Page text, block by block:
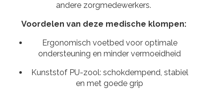
andere zorgmedewerkers.
Voordelen van deze medische klompen:
Ergonomisch voetbed voor optimale
ondersteuning en minder vermoeidheid
Kunststof PU-zool: schokdempend, stabiel
en met goede grip